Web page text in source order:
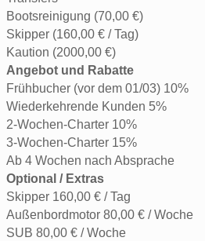
Bootsreinigung (70,00 €)
Skipper (160,00 € / Tag)
Kaution (2000,00 €)
Angebot und Rabatte
Frühbucher (vor dem 01/03) 10%
Wiederkehrende Kunden 5%
2-Wochen-Charter 10%
3-Wochen-Charter 15%
Ab 4 Wochen nach Absprache
Optional / Extras
Skipper 160,00 € / Tag
Außenbordmotor 80,00 € / Woche
SUB 80,00 € / Woche